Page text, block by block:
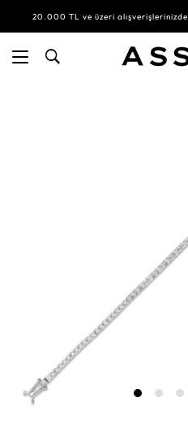
20.000 TL ve üzeri alışverişlerinizde